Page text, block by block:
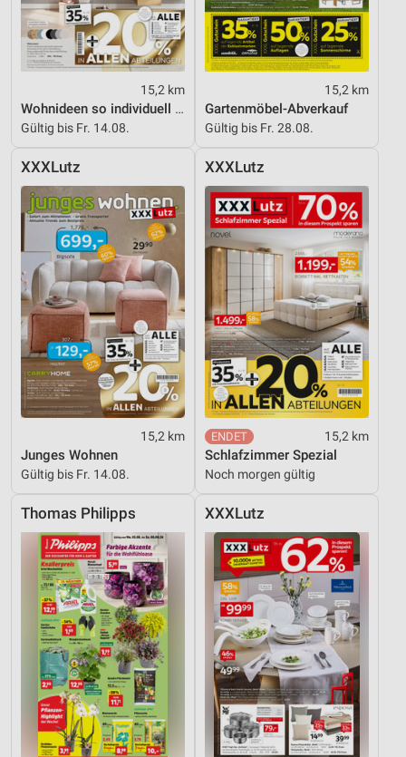
15,2 km
Wohnideen so individuell wie du!
Gültig bis Fr. 14.08.
15,2 km
Gartenmöbel-Abverkauf
Gültig bis Fr. 28.08.
XXXLutz
15,2 km
Junges Wohnen
Gültig bis Fr. 14.08.
XXXLutz
15,2 km
Schlafzimmer Spezial
Noch morgen gültig
Thomas Philipps XXXLutz